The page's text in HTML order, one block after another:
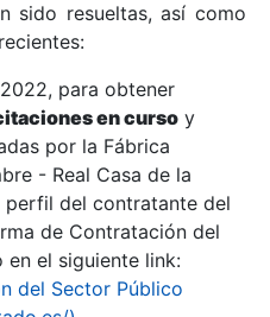
sido resueltas, así como
para obtener
en curso y
por la Fábrica
- Real Casa de la
perfil del contratante del
de Contratación del
en el siguiente link:
del Sector Público